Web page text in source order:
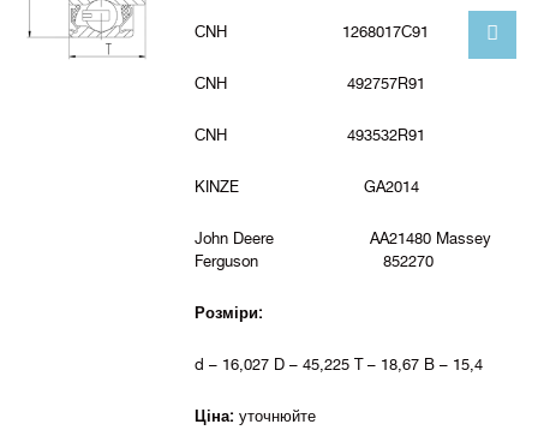
CNH 1268017C91
CNH 492757R91
CNH 493532R91
KINZE GA2014
John Deere AA21480 Massey
Ferguson 852270
Розміри:
d – 16,027 D – 45,225 T – 18,67 B – 15,4
Ціна: уточнюйте